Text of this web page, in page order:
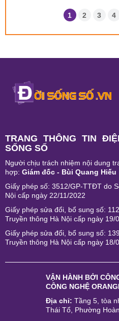
1 2 3 4
TRANG THÔNG TIN
SỐNG SỐ
Người chịu trách nhiệm nội dung
hợp: Giám đốc - Bùi Quang Hiếu
Giấy phép số: 3512/GP-TTĐT do
Nội cấp ngày 22/11/2022
Giấy phép sửa đổi, bổ sung số:
Truyền thông Hà Nội cấp ngày 19/
Giấy phép sửa đổi, bổ sung số:
Truyền thông Hà Nội cấp ngày 18/
VẬN HÀNH BỞI
CÔNG NGHỆ
Địa chỉ: Tầng 5, tòa
Thái Tổ, Phường